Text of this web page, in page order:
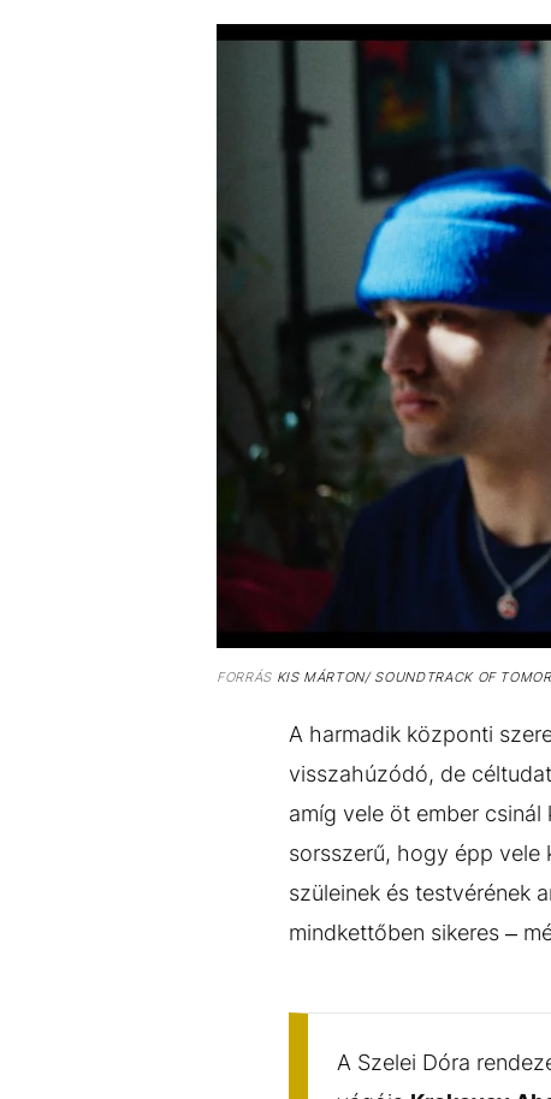
FORRÁSKIS MÁRTON/ SOUNDTRACK OF
A harmadik központi
visszahúzódó, de
amíg vele öt ember
sorsszerű, hogy épp vele
szüleinek és testvérének
mindkettőben sikeres –
A Szelei Dóra